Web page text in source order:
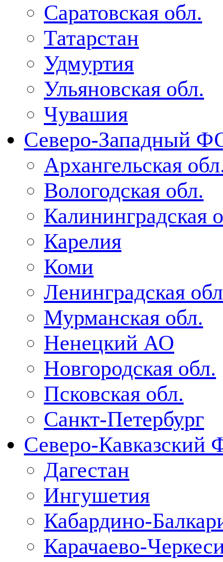
Саратовская обл.
Татарстан
Удмуртия
Ульяновская обл.
Чувашия
Северо-Западный
Архангельская
Вологодская обл.
Калининградская
Карелия
Коми
Ленинградская
Мурманская обл.
Ненецкий АО
Новгородская обл.
Псковская обл.
Санкт-Петербург
Северо-Кавказский
Дагестан
Ингушетия
Кабардино-
Карачаево-